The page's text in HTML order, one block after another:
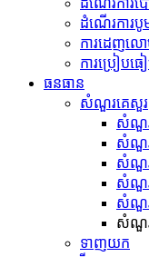
ដំណើរការបូ
ការដេញល
ការប្រៀបធ
ធនធាន
សំណួរគេសួ
សំណួរ
សំណួរ
សំណួរ
សំណួរ
សំណួរ
សំណួរ
ទាញយក